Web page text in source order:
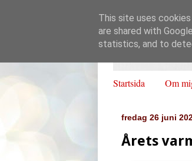
Startsida Om
fredag 26 juni
Årets
This site uses
are shared with
statistics, and to